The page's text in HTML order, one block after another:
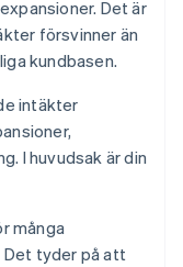
Det är
försvinner än
kundbasen.
intäkter
I huvudsak är din
många
Det tyder på att